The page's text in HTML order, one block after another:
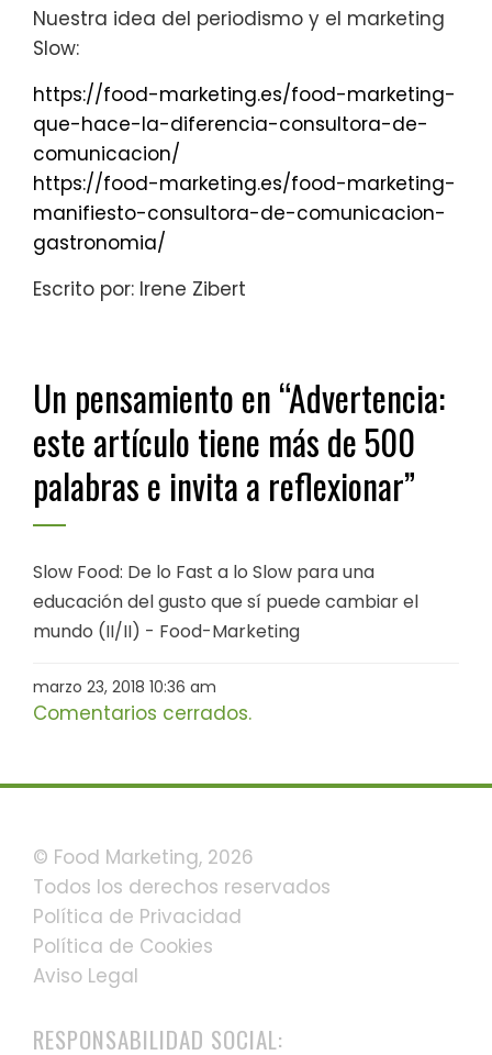
Nuestra idea del periodismo y el marketing
Slow:
https://food-marketing.es/food-marketing-
que-hace-la-diferencia-consultora-de-
comunicacion/
https://food-marketing.es/food-marketing-
manifiesto-consultora-de-comunicacion-
gastronomia/
Escrito por: Irene Zibert
Un pensamiento en “Advertencia:
este artículo tiene más de 500
palabras e invita a reflexionar”
Slow Food: De lo Fast a lo Slow para una
educación del gusto que sí puede cambiar el
mundo (II/II) - Food-Marketing
marzo 23, 2018 10:36 am
Comentarios cerrados.
© Food Marketing, 2026
Todos los derechos reservados
Política de Privacidad
Política de Cookies
Aviso Legal
RESPONSABILIDAD SOCIAL: